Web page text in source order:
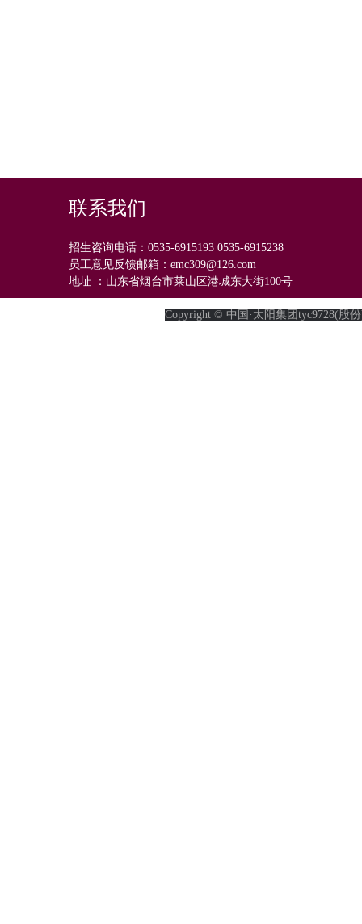
联系我们
招生咨询电话：0535-6915193 0535-6915238
员工意见反馈邮箱：emc309@126.com
地址 ：山东省烟台市莱山区港城东大街100号
Copyright © 中国·太阳集团tyc9728(